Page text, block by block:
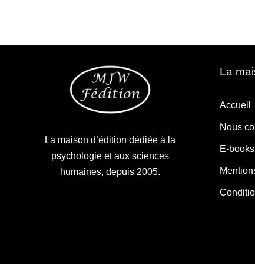
La maison d’édition dédiée à la
psychologie et aux sciences
humaines, depuis 2005.
La
Accueil
Nous
E-books